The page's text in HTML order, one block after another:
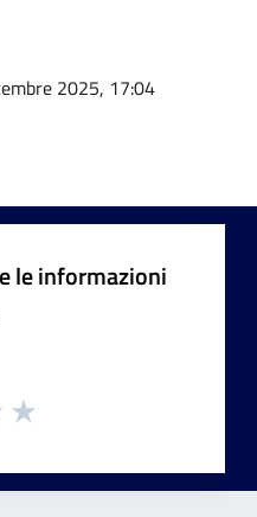
2025, 17:04
le informazioni